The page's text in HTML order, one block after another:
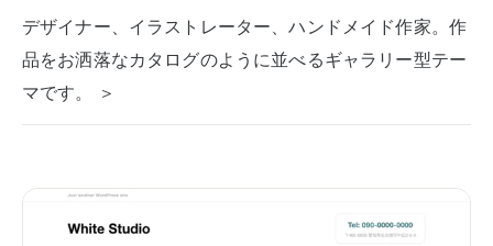
デザイナー、イラストレーター、ハンドメイド作家。作
品をお洒落なカタログのように並べるギャラリー型テー
マです。 ＞